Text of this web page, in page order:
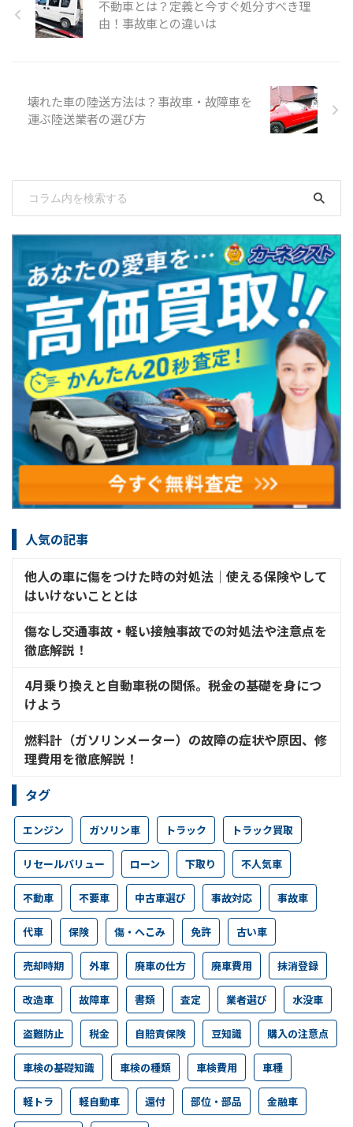
不動車とは？定義と今すぐ処分すべき理
由！事故車との違いは
壊れた車の陸送方法は？事故車・故障車を
運ぶ陸送業者の選び方
人気の記事
他人の車に傷をつけた時の対処法│使える保険やして
はいけないこととは
傷なし交通事故・軽い接触事故での対処法や注意点を
徹底解説！
4月乗り換えと自動車税の関係。税金の基礎を身につ
けよう
燃料計（ガソリンメーター）の故障の症状や原因、修
理費用を徹底解説！
タグ
エンジン ガソリン車 トラック トラック買取
リセールバリュー ローン 下取り 不人気車
不動車 不要車 中古車選び 事故対応 事故車
代車 保険 傷・へこみ 免許 古い車
売却時期 外車 廃車の仕方 廃車費用 抹消登録
改造車 故障車 書類 査定 業者選び 水没車
盗難防止 税金 自賠責保険 豆知識 購入の注意点
車検の基礎知識 車検の種類 車検費用 車種
軽トラ 軽自動車 還付 部位・部品 金融車